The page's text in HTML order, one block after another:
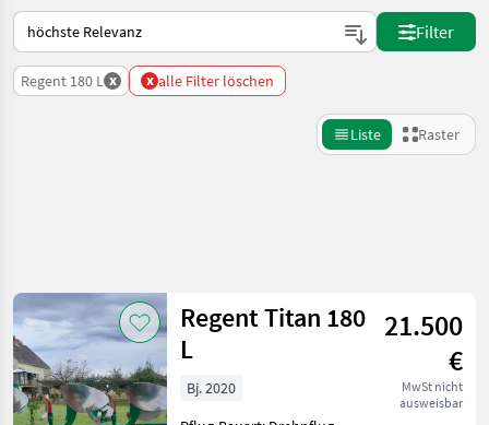
So wird auf Landwirt.com sortiert
Filter
Regent 180 L x x alle Filter löschen
Liste Raster
Kategorie 2 Land Filter
AKTUELLER
PFADZurücksetzen
3
Ergebnisse
Regent Titan 180
L
21.500
€
MwSt nicht
ausweisbar
Bj. 2020